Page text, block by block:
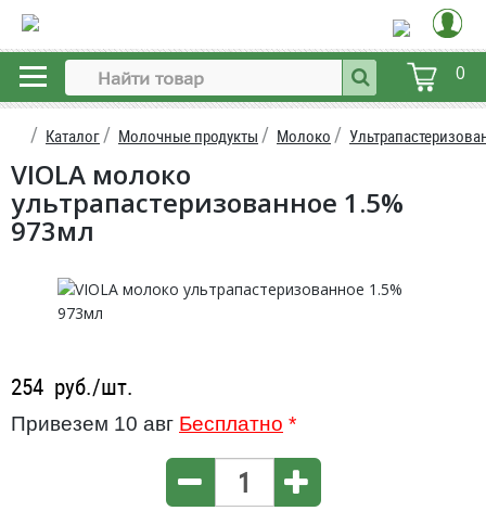
0
Каталог Молочные продукты Молоко
VIOLA молоко
ультрапастеризованное 1.5%
973мл
254 руб./шт.
Привезем 10 авг Бесплатно *